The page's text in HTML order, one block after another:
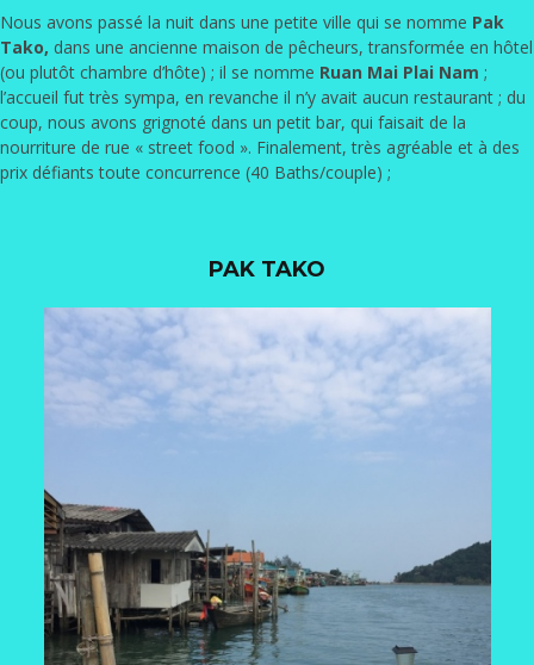
Nous avons passé la nuit dans une petite ville qui se nomme Pak
Tako, dans une ancienne maison de pêcheurs, transformée en hôtel
(ou plutôt chambre d’hôte) ; il se nomme Ruan Mai Plai Nam ;
l’accueil fut très sympa, en revanche il n’y avait aucun restaurant ; du
coup, nous avons grignoté dans un petit bar, qui faisait de la
nourriture de rue « street food ». Finalement, très agréable et à des
prix défiants toute concurrence (40 Baths/couple) ;
PAK TAKO